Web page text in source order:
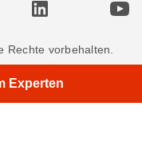
×
Rechte vorbehalten.
Sie uns
Experten